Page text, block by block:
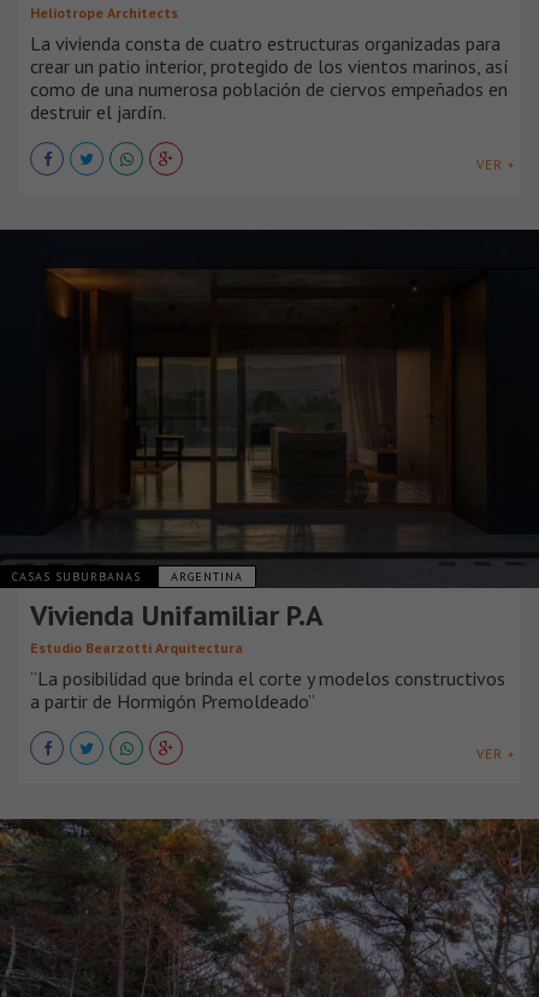
Heliotrope Architects
La vivienda consta de cuatro estructuras organizadas para
crear un patio interior, protegido de los vientos marinos, así
como de una numerosa población de ciervos empeñados en
destruir el jardín.
VER +
CASAS SUBURBANAS ARGENTINA
Vivienda Unifamiliar P.A
Estudio Bearzotti Arquitectura
“La posibilidad que brinda el corte y modelos constructivos
a partir de Hormigón Premoldeado”
VER +